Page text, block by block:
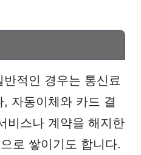
적인 경우는 통신료
자동이체와 카드 결
비스나 계약을 해지한
로 쌓이기도 합니다.